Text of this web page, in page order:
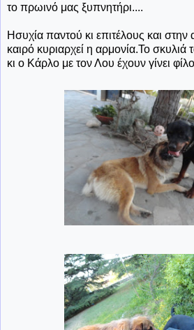
το πρωινό μας ξυπνητήρι....
Ησυχία παντού κι επιτέλους και στην
καιρό κυριαρχεί η αρμονία.Το σκυλιά
κι ο Κάρλο με τον Λου έχουν γίνει